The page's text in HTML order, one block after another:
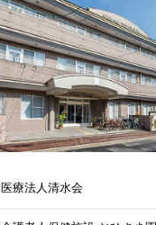
医療法人清水会